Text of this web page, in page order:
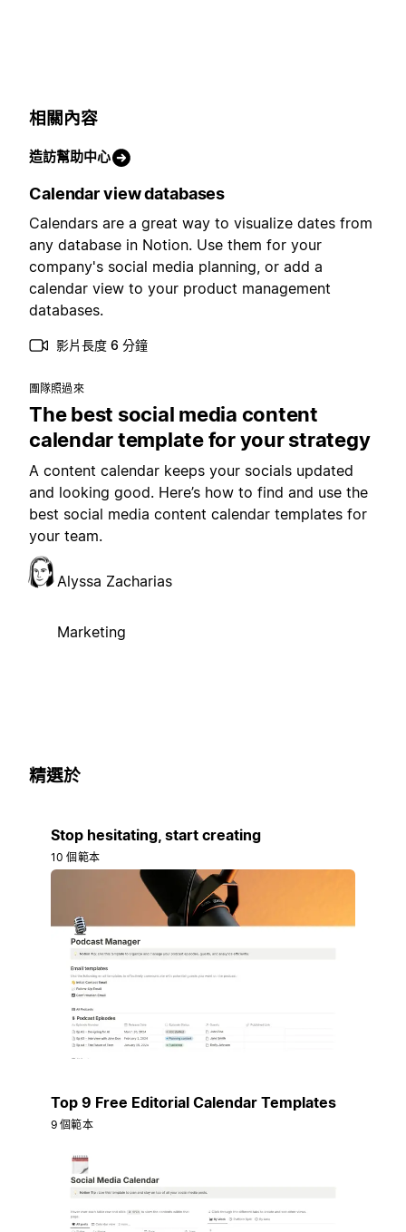
相關內容
造訪幫助中心
Calendar view databases
Calendars are a great way to visualize dates from
any database in Notion. Use them for your
company's social media planning, or add a
calendar view to your product management
databases.
影片長度 6 分鐘
團隊照過來
The best social media content
calendar template for your strategy
A content calendar keeps your socials updated
and looking good. Here’s how to find and use the
best social media content calendar templates for
your team.
Alyssa Zacharias
Marketing
精選於
Stop hesitating, start creating
10 個範本
Top 9 Free Editorial Calendar Templates
9 個範本